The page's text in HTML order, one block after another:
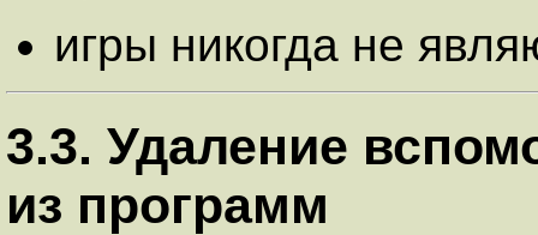
игры никогда не
3.3. Удаление
из программ